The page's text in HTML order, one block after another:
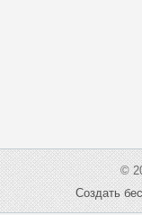
©
Создать